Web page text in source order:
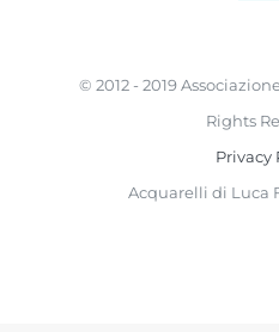
© 2012 - 2019
Rights
Privacy
Acquarelli di Luca